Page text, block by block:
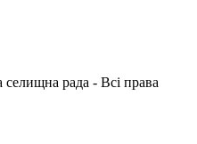
рада - Всі права